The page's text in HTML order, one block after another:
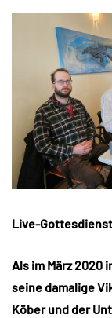
Live-
Als im März 2020
seine damalige
Köber und der